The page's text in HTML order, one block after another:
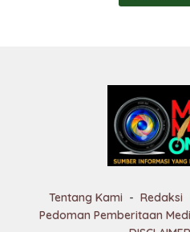
Tentang Kami Redaksi
Pedoman Pemberitaan